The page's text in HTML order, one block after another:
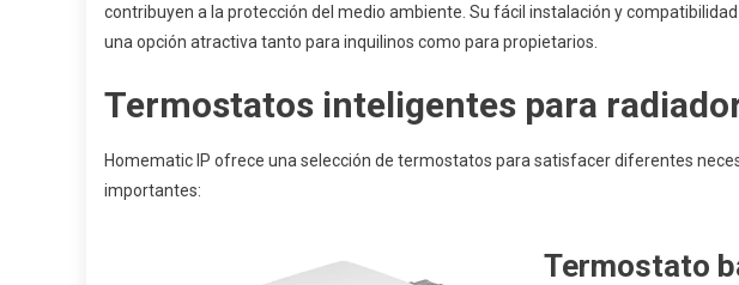
contribuyen a la protección del medio ambiente. Su fácil instalación y
una opción atractiva tanto para inquilinos como para propietarios.
Termostatos inteligentes para
Homematic IP ofrece una selección de termostatos para satisfacer diferentes
importantes:
Termostato